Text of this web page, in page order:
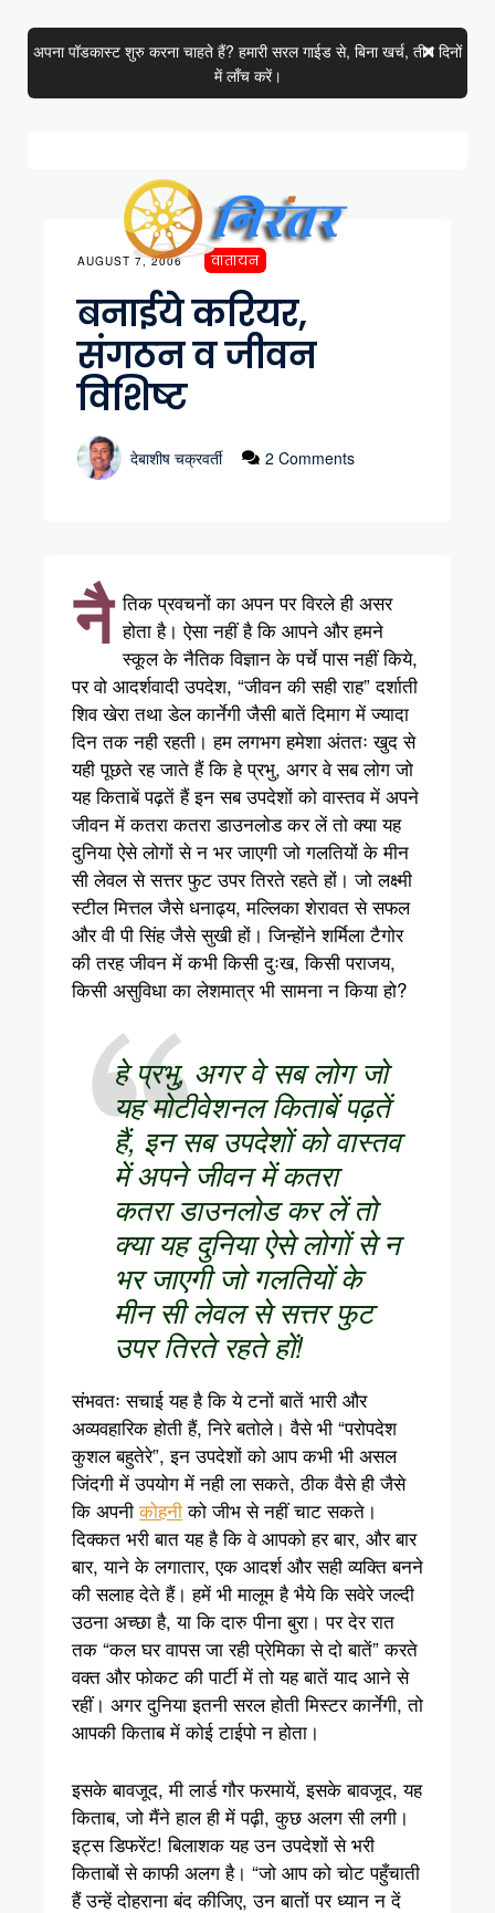
अपना पॉडकास्ट शुरु करना चाहते हैं? हमारी सरल गाईड से, बिना खर्च, तीन दिनों
में लाँच करें।
AUGUST 7, 2006 वातायन
बनाईये करियर,
संगठन व जीवन
विशिष्ट
देबाशीष चक्रवर्ती 2 Comments
नै तिक प्रवचनों का अपन पर विरले ही असर
होता है। ऐसा नहीं है कि आपने और हमने
स्कूल के नैतिक विज्ञान के पर्चे पास नहीं किये,
पर वो आदर्शवादी उपदेश, “जीवन की सही राह” दर्शाती
शिव खेरा तथा डेल कार्नेगी जैसी बातें दिमाग में ज्यादा
दिन तक नही रहती। हम लगभग हमेशा अंततः खुद से
यही पूछते रह जाते हैं कि हे प्रभु, अगर वे सब लोग जो
यह किताबें पढ़तें हैं इन सब उपदेशों को वास्तव में अपने
जीवन में कतरा कतरा डाउनलोड कर लें तो क्या यह
दुनिया ऐसे लोगों से न भर जाएगी जो गलतियों के मीन
सी लेवल से सत्तर फुट उपर तिरते रहते हों। जो लक्ष्मी
स्टील मित्तल जैसे धनाढ्य, मल्लिका शेरावत से सफल
और वी पी सिंह जैसे सुखी हों। जिन्होंने शर्मिला टैगोर
की तरह जीवन में कभी किसी दुःख, किसी पराजय,
किसी असुविधा का लेशमात्र भी सामना न किया हो?
हे प्रभु, अगर वे सब लोग जो
यह मोटीवेशनल किताबें पढ़तें
हैं, इन सब उपदेशों को वास्तव
में अपने जीवन में कतरा
कतरा डाउनलोड कर लें तो
क्या यह दुनिया ऐसे लोगों से न
भर जाएगी जो गलतियों के
मीन सी लेवल से सत्तर फुट
उपर तिरते रहते हों!
संभवतः सचाई यह है कि ये टनों बातें भारी और
अव्यवहारिक होती हैं, निरे बतोले। वैसे भी “परोपदेश
कुशल बहुतेरे”, इन उपदेशों को आप कभी भी असल
जिंदगी में उपयोग में नही ला सकते, ठीक वैसे ही जैसे
कि अपनीकोहनीको जीभ से नहीं चाट सकते।
दिक्कत भरी बात यह है कि वे आपको हर बार, और बार
बार, याने के लगातार, एक आदर्श और सही व्यक्ति बनने
की सलाह देते हैं। हमें भी मालूम है भैये कि सवेरे जल्दी
उठना अच्छा है, या कि दारु पीना बुरा। पर देर रात
तक “कल घर वापस जा रही प्रेमिका से दो बातें” करते
वक्त और फोकट की पार्टी में तो यह बातें याद आने से
रहीं। अगर दुनिया इतनी सरल होती मिस्टर कार्नेगी, तो
आपकी किताब में कोई टाईपो न होता।
इसके बावजूद, मी लार्ड गौर फरमायें, इसके बावजूद, यह
किताब, जो मैंने हाल ही में पढ़ी, कुछ अलग सी लगी।
इट्स डिफरेंट! बिलाशक यह उन उपदेशों से भरी
किताबों से काफी अलग है। “जो आप को चोट पहुँचाती
हैं उन्हें दोहराना बंद कीजिए, उन बातों पर ध्यान न दें